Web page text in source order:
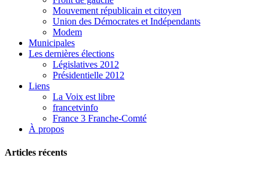
Mouvement républicain et citoyen
Union des Démocrates et Indépendants
Modem
Municipales
Les dernières élections
Législatives 2012
Présidentielle 2012
Liens
La Voix est libre
francetvinfo
France 3 Franche-Comté
À propos
Articles récents